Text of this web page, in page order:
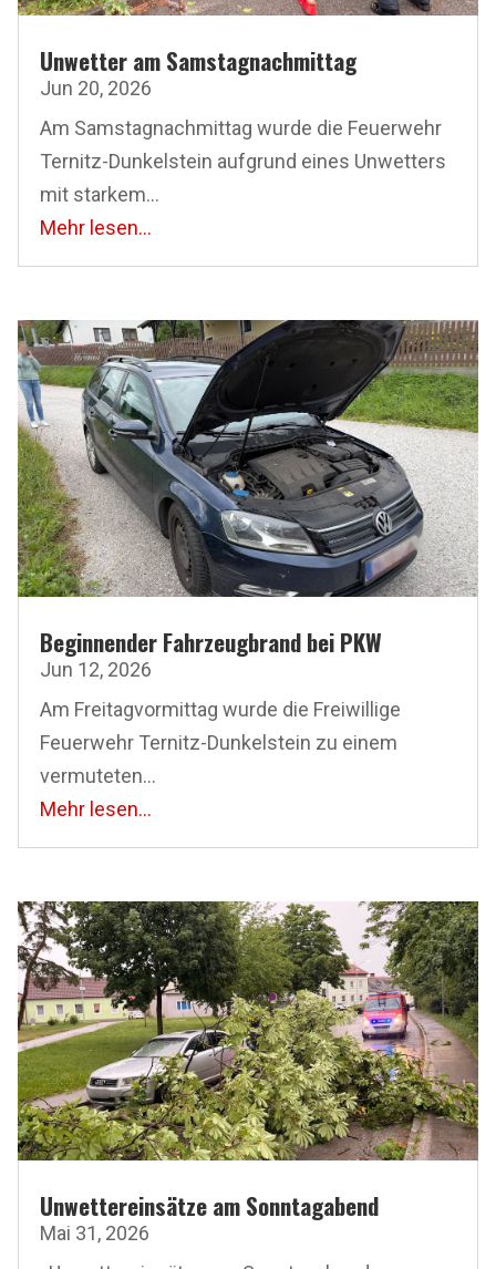
Unwetter am Samstagnachmittag
Jun 20, 2026
Am Samstagnachmittag wurde die Feuerwehr
Ternitz-Dunkelstein aufgrund eines Unwetters
mit starkem...
Mehr lesen...
Beginnender Fahrzeugbrand bei PKW
Jun 12, 2026
Am Freitagvormittag wurde die Freiwillige
Feuerwehr Ternitz-Dunkelstein zu einem
vermuteten...
Mehr lesen...
Unwettereinsätze am Sonntagabend
Mai 31, 2026